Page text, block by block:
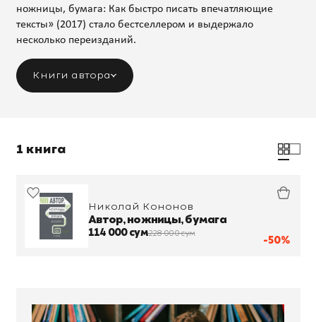
ножницы, бумага: Как быстро писать впечатляющие
тексты» (2017) стало бестселлером и выдержало
несколько переизданий.
Книги автора
1 книга
-50%
Николай Кононов
Автор, ножницы, бумага
114 000 сум228 000 сум